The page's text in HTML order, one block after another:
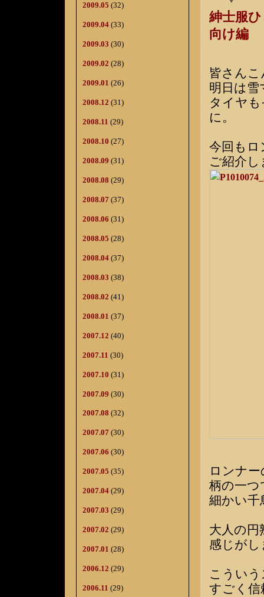
2009.05 (32)
2009.04 (33)
2009.03 (30)
2009.02 (28)
2009.01 (26)
2008.12 (31)
2008.11 (29)
2008.10 (27)
2008.09 (31)
2008.08 (29)
2008.07 (37)
2008.06 (31)
2008.05 (28)
2008.04 (37)
2008.03 (38)
2008.02 (41)
2008.01 (37)
2007.12 (40)
2007.11 (30)
2007.10 (31)
2007.09 (30)
2007.08 (32)
2007.07 (30)
2007.06 (30)
2007.05 (35)
2007.04 (29)
2007.03 (29)
2007.02 (29)
2007.01 (28)
2006.12 (29)
2006.11 (29)
紳士服
向け編
皆さん
明日は雪
タイヤ
に。
今回もロ
ご紹介し
ロンナ
柄の一つ
細かい千
大人の
感じがし
こうい
すごく信